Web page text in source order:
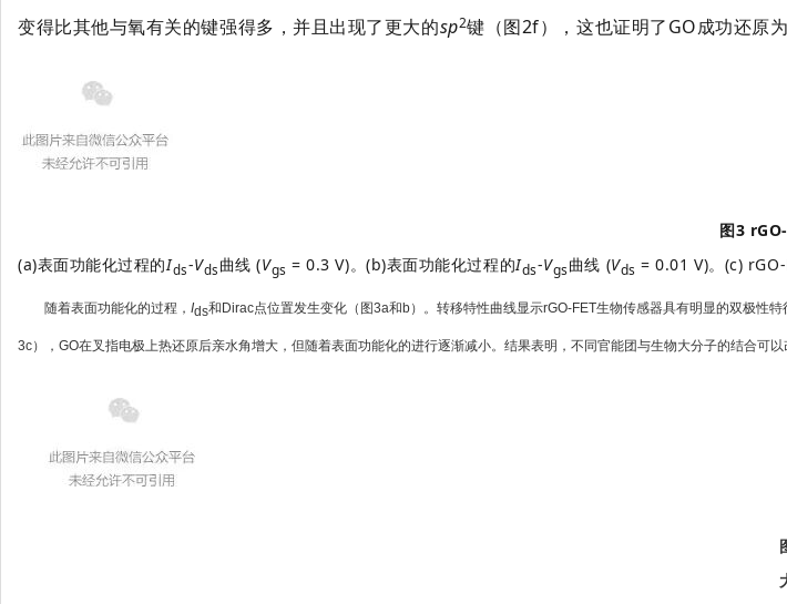
变得比其他与氧有关的键强得多，并且出现了更大的sp2键（图2f），这也证明了GO成功还原为
图3
(a)表面功能化过程的Ids-Vds 曲线 (Vgs = 0.3 V)。(b)表面功能化过程的Ids-Vgs曲线 (Vds = 0.01 V)。 (c) rGO-
随着表面功能化的过程， Ids和Dirac点位置发生变化（图3a和b）。转移特性曲线显示rGO-FET生物传感器具有明显的双极性
3c），GO在叉指电极上热还原后亲水角增大，但随着表面功能化的进行逐渐减小。结果表明，不同官能团与生物大分子的结合